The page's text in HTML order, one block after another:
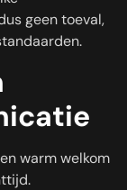
geen toeval,
warm welkom